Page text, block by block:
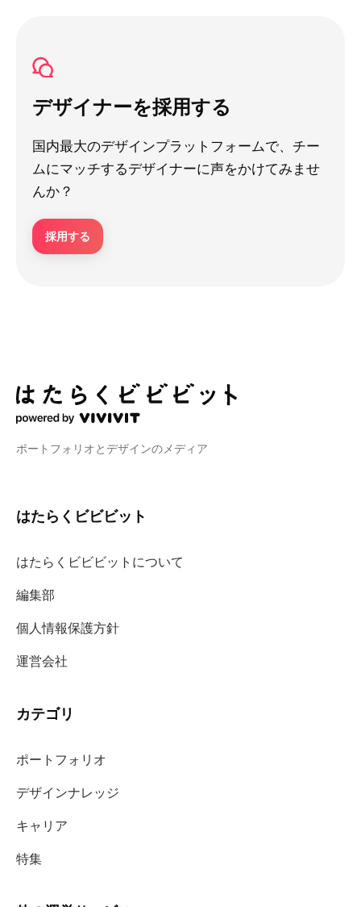
デザイナーを採用する
国内最大のデザインプラットフォームで、チー
ムにマッチするデザイナーに声をかけてみませ
んか？
採用する
ポートフォリオとデザインのメディア
はたらくビビビット
はたらくビビビットについて
編集部
個人情報保護方針
運営会社
カテゴリ
ポートフォリオ
デザインナレッジ
キャリア
特集